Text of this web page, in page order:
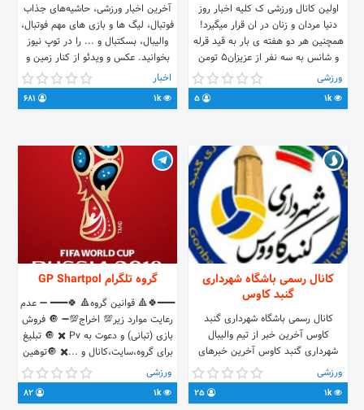
اولین کانال ورزشی ک کلیه اخبار روز
دنیا مردان و زنان در ان قرار میگیرد!
همچنین هر دو هفته ی بار به قید قرله
و شانس به سه نفر از عزیزان5 تومن
شارژ هدیه داده میشود! باور نمیکنید ن
زمان قرعه کشی بعدی 5 اردیبهشت 98
میباشد! با چشمان خودتان ببینید @
ورزشی
1k
آخرین اخبار ورزشی، حاشیه‌های جذاب
فوتبال، لیگ ها و بازی های مهم فوتبال،
والیبال، بسکتبال و ... را در توپ نیوز
بخوانید. عکس و ویدئو از کنار زمین و
... به جای اینکه چندین کانال ورزشی
داشته باشید، عضو کانال بت‌مور شوید
آدرس وبسایت: www.toop.news
اخبار
1k
کانال رسمی باشگاه شهرداری
گنبد کاوس
کانال رسمی باشگاه شهرداری گنبد
کاوس آخرین خبر از تیم والیبال
شهرداری گنبد کاوس آخرین خبرهای
لیگ برتر والیبال ایران برای بیان نظرات
انتقادات و پیشنهادات با ما در ارتباط
باشید آیدی برای ارتباط با ما:
ورزشی
1k
گروه تلگرام GP Shartpol
━━━🍀🔺 قوانین گروه🔺 🍀━━━ ➖ عدم
رعایت موارد زیر💯 اخراج💯➖ 🔘 فروش
بازی (تبانی) و دعوت به Pv ✖️ 🔘 تبلیغ
برای گروه،سایت،کانال و ...✖️ 🔘توهین
و فحاشی...✖️ Admin ☑️ @Atackkk
Channel💥 @shartpol Link Gp 💥
llink.ir/gpshartpol
ورزشی
1k